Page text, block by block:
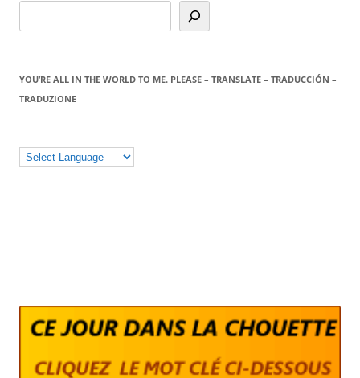
YOU’RE ALL IN THE WORLD TO ME. PLEASE – TRANSLATE – TRADUCCIÓN –
TRADUZIONE